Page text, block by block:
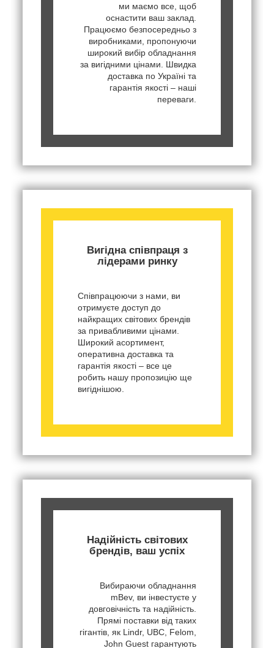
ми маємо все, щоб
оснастити ваш заклад.
Працюємо безпосередньо з
виробниками, пропонуючи
широкий вибір обладнання
за вигідними цінами. Швидка
доставка по Україні та
гарантія якості – наші
переваги.
Вигідна співпраця з
лідерами ринку
Співпрацюючи з нами, ви
отримуєте доступ до
найкращих світових брендів
за привабливими цінами.
Широкий асортимент,
оперативна доставка та
гарантія якості – все це
робить нашу пропозицію ще
вигіднішою.
Надійність світових
брендів, ваш успіх
Вибираючи обладнання
mBev, ви інвестуєте у
довговічність та надійність.
Прямі поставки від таких
гігантів, як Lindr, UBC, Felom,
John Guest гарантують